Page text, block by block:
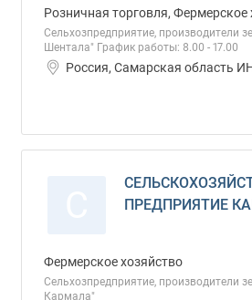
Розничная торговля, Фермерское
Сельхозпредприятие, производители
Шентала" График работы: 8.00 - 17.00
Россия, Самарская область
ПРЕДПРИЯТИЕ
Фермерское хозяйство
Сельхозпредприятие, производители
Кармала"